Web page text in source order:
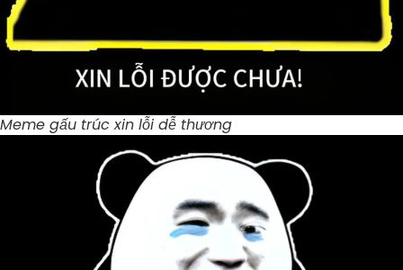
Meme gấu trúc xin lỗi dễ thương